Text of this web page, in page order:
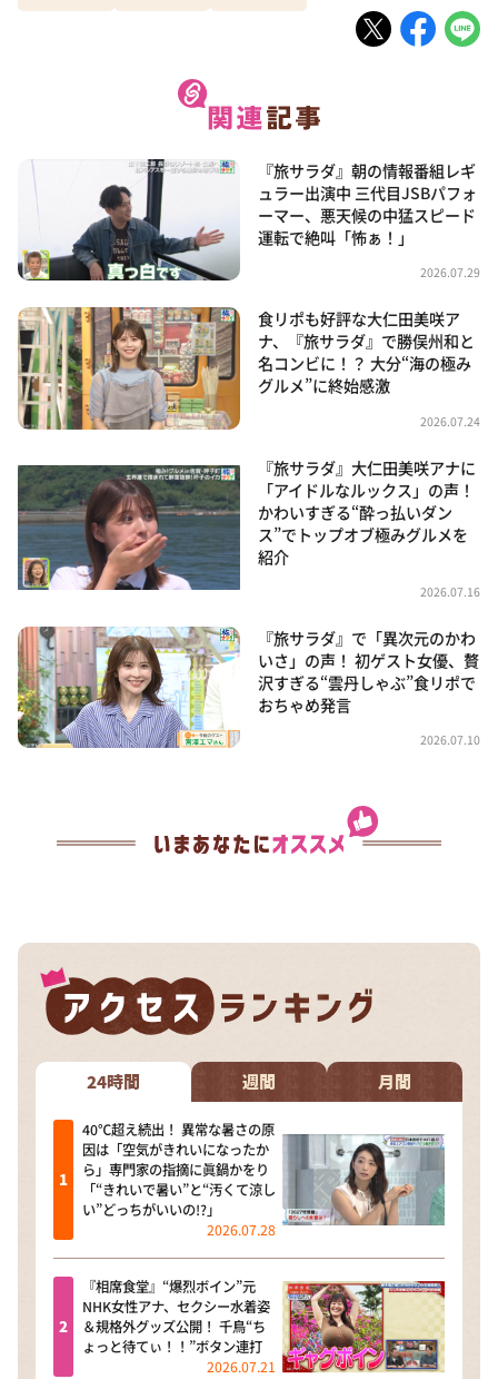
『旅サラダ』朝の情報番組レギ
ュラー出演中 三代目JSBパフォ
ーマー、悪天候の中猛スピード
運転で絶叫「怖ぁ！」
2026.07.29
食リポも好評な大仁田美咲ア
ナ、『旅サラダ』で勝俣州和と
名コンビに！？ 大分“海の極み
グルメ”に終始感激
2026.07.24
『旅サラダ』大仁田美咲アナに
「アイドルなルックス」の声！
かわいすぎる“酔っ払いダン
ス”でトップオブ極みグルメを
紹介
2026.07.16
『旅サラダ』で「異次元のかわ
いさ」の声！ 初ゲスト女優、贅
沢すぎる“雲丹しゃぶ”食リポで
おちゃめ発言
2026.07.10
24時間 週間 月間
40℃超え続出！ 異常な暑さの原
因は「空気がきれいになったか
ら」専門家の指摘に眞鍋かをり
「“きれいで暑い”と“汚くて涼し
い”どっちがいいの!?」
2026.07.28
『相席食堂』“爆烈ボイン”元
NHK女性アナ、セクシー水着姿
＆規格外グッズ公開！ 千鳥“ち
ょっと待てぃ！！”ボタン連打
2026.07.21